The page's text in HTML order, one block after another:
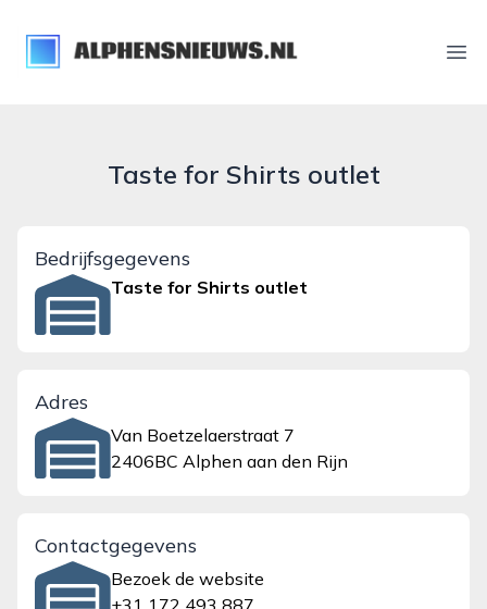
alphensnieuws.nl
Taste for Shirts outlet
Bedrijfsgegevens
Taste for Shirts outlet
Adres
Van Boetzelaerstraat 7
2406BC Alphen aan den Rijn
Contactgegevens
Bezoek de website
+31 172 493 887